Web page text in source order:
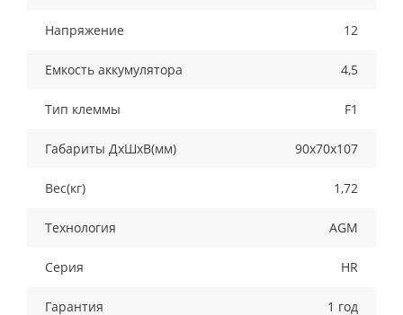
Напряжение 12
Емкость аккумулятора 4,5
Тип клеммы F1
Габариты ДхШхВ(мм) 90х70х107
Вес(кг) 1,72
Технология AGM
Серия HR
Гарантия 1 год